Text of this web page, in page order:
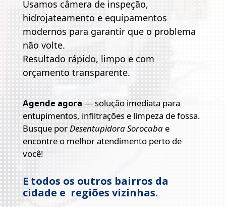
Usamos câmera de inspeção,
hidrojateamento e equipamentos
modernos para garantir que o problema
não volte.
Resultado rápido, limpo e com
orçamento transparente.
Agende agora — solução imediata para
entupimentos, infiltrações e limpeza de fossa.
Busque porDesentupidora Sorocabae
encontre o melhor atendimento perto de
você!
E todos os outros bairros da
cidade e regiões vizinhas.